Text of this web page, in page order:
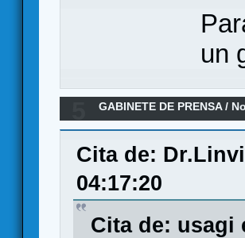
un
GABINETE DE PRENSA/
Cita de:
04:17:20
Cita de: usagi